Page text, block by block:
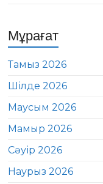
Мұрағат
Тамыз 2026
Шілде 2026
Маусым 2026
Мамыр 2026
Сәуір 2026
Наурыз 2026